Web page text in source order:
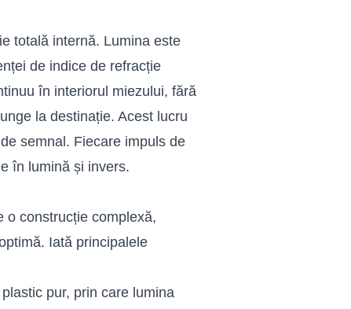
totală internă. Lumina este
de indice de refracție
în interiorul miezului, fără
la destinație. Acest lucru
semnal. Fiecare impuls de
în lumină și invers.
construcție complexă,
Iată principalele
pur, prin care lumina